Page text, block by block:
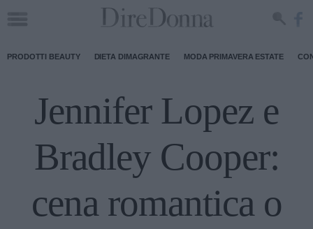
PRODOTTI BEAUTY DIETA DIMAGRANTE MODA PRIMAVERA ESTATE
Jennifer Lopez e
Bradley Cooper:
cena romantica o